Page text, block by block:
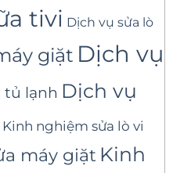
tivi Dịch vụ sửa lò
giặt Dịch vụ
tủ lạnh Dịch vụ
Kinh nghiệm sửa lò vi
máy giặt Kinh